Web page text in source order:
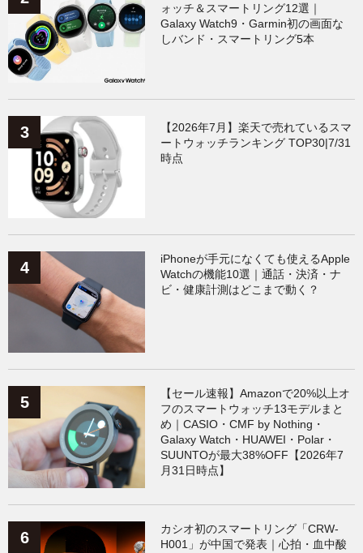
ォッチ＆スマートリング12選｜
Galaxy Watch9・Garmin初の画面な
しバンド・スマートリング5本
【2026年7月】楽天で売れているスマ
ートウォッチランキング TOP30|7/31
時点
iPhoneが手元になくても使えるApple
Watchの機能10選｜通話・決済・ナ
ビ・健康計測はどこまで動く？
【セール速報】Amazonで20%以上オ
フのスマートウォッチ13モデルまと
め｜CASIO・CMF by Nothing・
Galaxy Watch・HUAWEI・Polar・
SUUNTOが最大38%OFF【2026年7
月31日時点】
カシオ初のスマートリング「CRW-
H001」が中国で発表｜心拍・血中酸